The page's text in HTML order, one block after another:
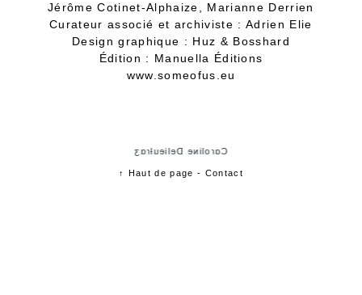
Jérôme Cotinet-Alphaize, Marianne Derrien
Curateur associé et archiviste : Adrien Elie
Design graphique : Huz & Bosshard
Édition : Manuella Éditions
www.someofus.eu
Cɑɾoliɴe Delieuƚɾɑʒ
↑ Haut de page - Contact